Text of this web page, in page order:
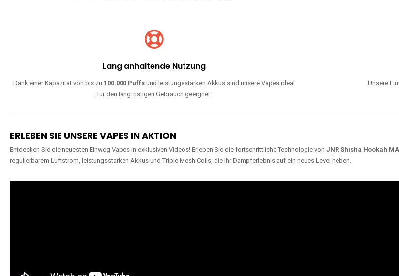
Lang anhaltende Nutzung
Dank einer Kapazität von bis zu 100.000 Puffs und leistungsstarken Akkus sind unsere Vapes ideal
für den langfristigen Gebrauch geeignet.
Unsere
ERLEBEN SIE UNSERE VAPES IN AKTION
Entdecken Sie die neuesten Einweg Vapes in exklusiven Videos! Erleben Sie die fortschrittliche Technologie von JNR Shisha Hookah
regulierbarem Luftstrom, leistungsstarken Akkus und Triple Mesh Coils, die Ihr Dampferlebnis auf ein neues Level heben.